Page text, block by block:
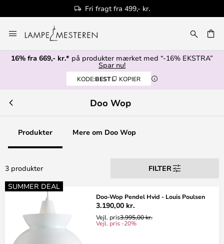
Fri fragt fra 499,- kr.
to
Content
16% fra 669,- kr.* på produkter mærket med “-16% EKSTRA”
Spar nu!
KODE:BEST KOPIER
Doo Wop
Produkter Mere om Doo Wop
3 produkter
FILTER
SUMMER DEAL
Doo-Wop Pendel Hvid - Louis Poulsen
3.190,00 kr.
Vejl. pris3.995,00 kr.
Vejl. pris -20%